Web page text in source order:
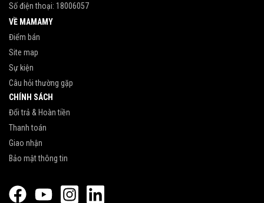
Số điện thoại: 18006057
VỀ MAMAMY
Điểm bán
Site map
Sự kiện
Câu hỏi thường gặp
CHÍNH SÁCH
Đổi trả & Hoàn tiền
Thanh toán
Giao nhận
Bảo mật thông tin